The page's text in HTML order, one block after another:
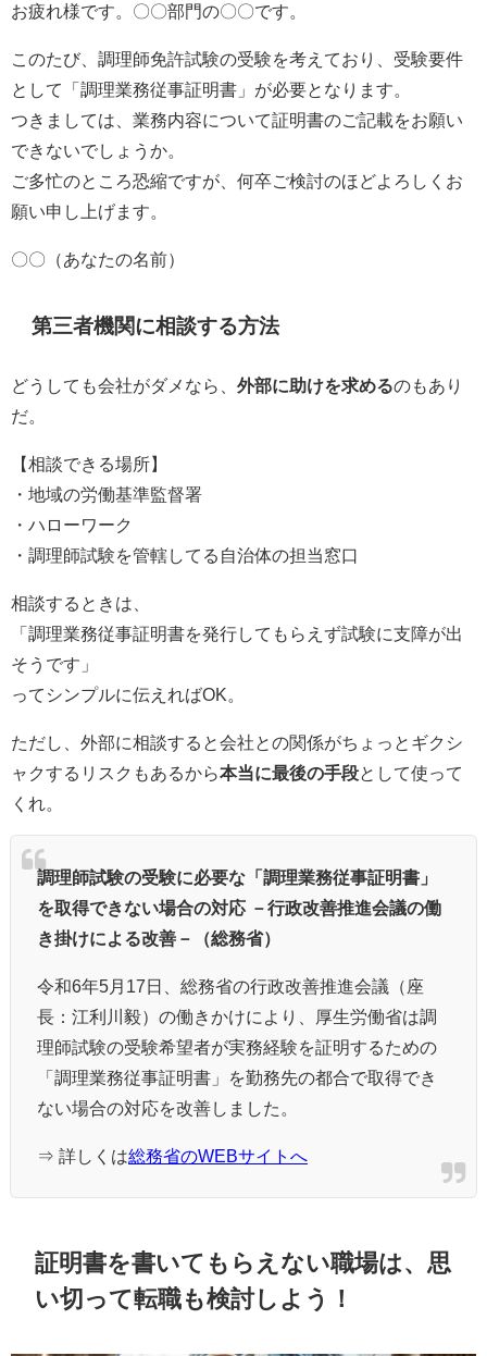
お疲れ様です。〇〇部門の〇〇です。
このたび、調理師免許試験の受験を考えており、受験要件
として「調理業務従事証明書」が必要となります。
つきましては、業務内容について証明書のご記載をお願い
できないでしょうか。
ご多忙のところ恐縮ですが、何卒ご検討のほどよろしくお
願い申し上げます。
〇〇（あなたの名前）
第三者機関に相談する方法
どうしても会社がダメなら、 外部に助けを求めるのもあり
だ。
【相談できる場所】
・地域の労働基準監督署
・ハローワーク
・調理師試験を管轄してる自治体の担当窓口
相談するときは、
「調理業務従事証明書を発行してもらえず試験に支障が出
そうです」
ってシンプルに伝えればOK。
ただし、外部に相談すると会社との関係がちょっとギクシ
ャクするリスクもあるから本当に最後の手段として使って
くれ。
調理師試験の受験に必要な「調理業務従事証明書」
を取得できない場合の対応 －行政改善推進会議の働
き掛けによる改善－（総務省）
令和6年5月17日、総務省の行政改善推進会議（座
長：江利川毅）の働きかけにより、厚生労働省は調
理師試験の受験希望者が実務経験を証明するための
「調理業務従事証明書」を勤務先の都合で取得でき
ない場合の対応を改善しました。
⇒ 詳しくは総務省のWEBサイトへ
証明書を書いてもらえない職場は、思
い切って転職も検討しよう！